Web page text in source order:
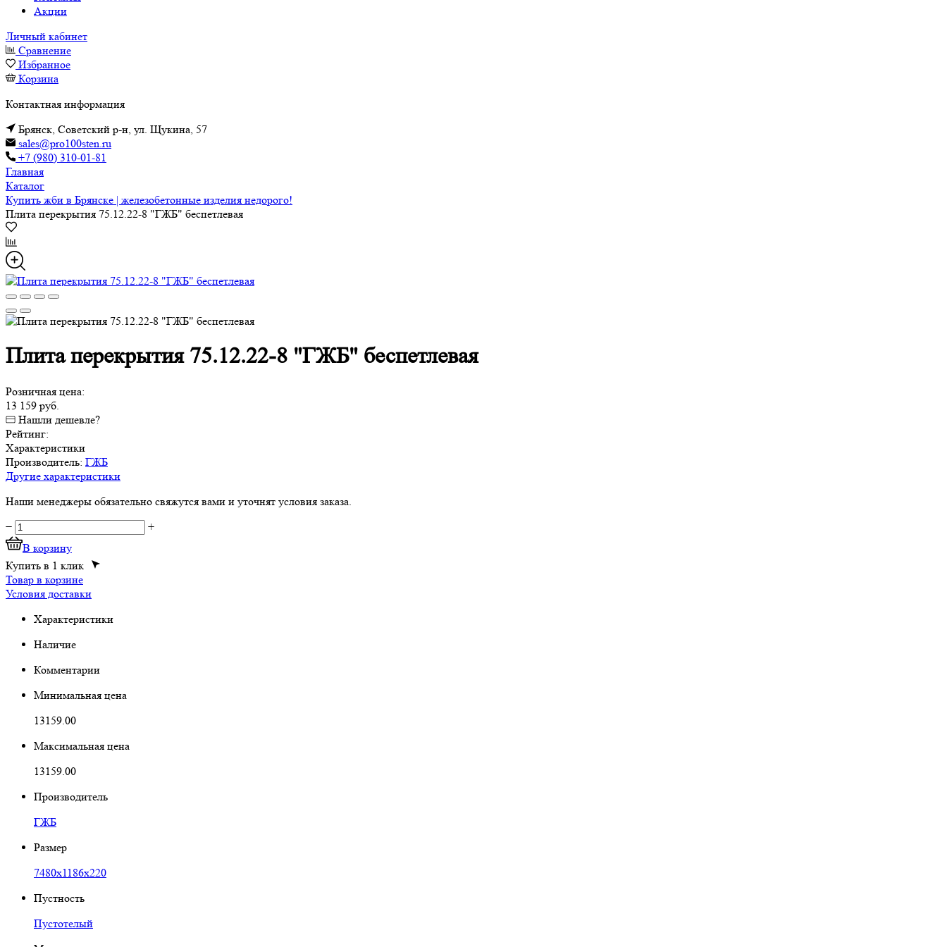
Акции
Личный кабинет
Сравнение
Избранное
Корзина
Контактная информация
Брянск, Советский р-н, ул. Щукина, 57
sales@pro100sten.ru
+7 (980) 310-01-81
Главная
Каталог
Купить жби в Брянске | железобетонные изделия недорого!
Плита перекрытия 75.12.22-8 "ГЖБ" беспетлевая
Плита перекрытия 75.12.22-8 "ГЖБ" беспетлевая
Розничная цена:
13 159 руб.
Нашли дешевле?
Рейтинг:
Характеристики
Производитель: ГЖБ
Другие характеристики
Наши менеджеры обязательно свяжутся вами и уточнят условия заказа.
−
+
В корзину
Купить в 1 клик
Товар в корзине
Условия доставки
Характеристики
Наличие
Комментарии
Минимальная цена
13159.00
Максимальная цена
13159.00
Производитель
ГЖБ
Размер
7480х1186х220
Пустность
Пустотелый